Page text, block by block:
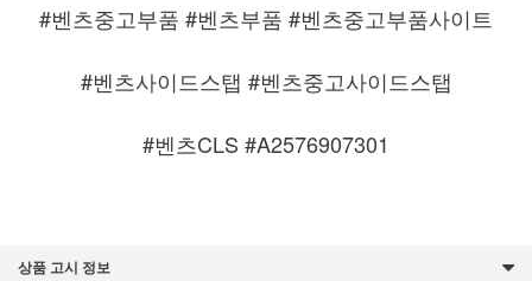
#벤츠중고부품 #벤츠부품 #벤츠중고부품사이트
#벤츠사이드스탭 #벤츠중고사이드스탭
#벤츠CLS #A2576907301
상품 고시 정보